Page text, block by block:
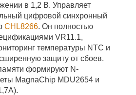
в 1,2 В.Управляет
цифровой синхронный
CHL8266. Он полностью
VR11.1,
температуры NTC и
защиту от сбоев.
формируют N-
MagnaChip MDU2654 и